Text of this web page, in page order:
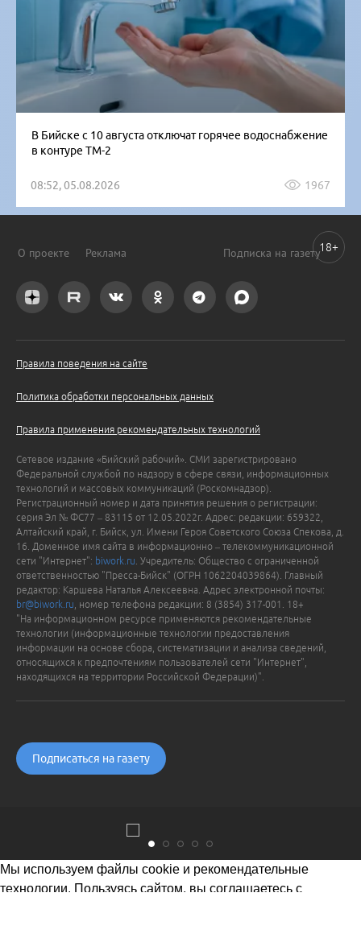
В Бийске с 10 августа отключат горячее водоснабжение
в контуре ТМ-2
08:52, 05.08.2026 1967
О проекте Реклама Подписка на газету
Правила поведения на сайте
Политика обработки персональных данных
Правила применения рекомендательных технологий
Сетевое издание «Бийский рабочий». СМИ зарегистрировано
Федеральной службой по надзору в сфере связи, информационных
технологий и массовых коммуникаций (Роскомнадзор).
Регистрационный номер и дата принятия решения о регистрации:
серия Эл № ФС77 – 83115 от 12.05.2022г. Адрес: редакции: 659322,
Алтайский край, г. Бийск, ул. Имени Героя Советского Союза Спекова, д.
16. Доменное имя сайта в информационно – телекоммуникационной
сети "Интернет": biwork.ru . Учредитель: Общество с ограниченной
ответственностью "Пресса-Бийск" (ОГРН 1062204039864). Главный
редактор: Каршева Наталья Алексеевна. Адрес электронной почты:
br@biwork.ru , номер телефона редакции: 8 (3854) 317-001. 18+
"На информационном ресурсе применяются рекомендательные
технологии (информационные технологии предоставления
информации на основе сбора, систематизации и анализа сведений,
относящихся к предпочтениям пользователей сети "Интернет",
находящихся на территории Российской Федерации)".
Подписаться на газету
18+
Мы используем файлы cookie и рекомендательные
технологии. Пользуясь сайтом, вы соглашаетесь с